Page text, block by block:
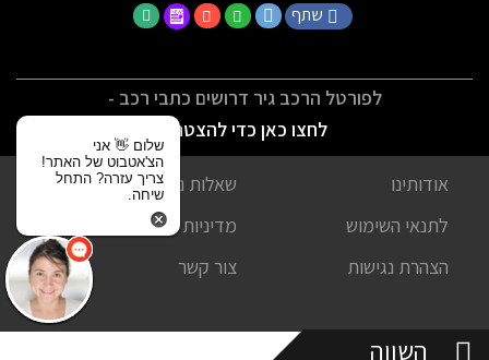
שתף
לפורטל הרכב גיר דרושים כתבי רכב -
לחצו כאן כדי להצטרף
אודותינו
שאלות נפוצות
לתנאי השימוש
מדיניות פרטיות
הצהרת נגישות
צור קשר
השווה
שלום 👋 אני
הצ'אטבוט של האתר!
צריך עזרה? התחל
שיחה.